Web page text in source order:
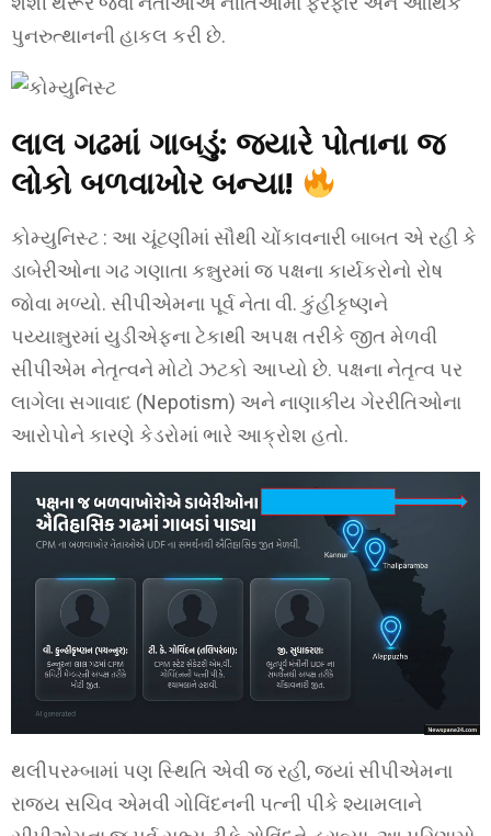
પુનરુત્થાનની હાકલ કરી છે.
લાલ ગઢમાં ગાબડું: જ્યારે પોતાના જ
લોકો બળવાખોર બન્યા!
કોમ્યુનિસ્ટ : આ ચૂંટણીમાં સૌથી ચોંકાવનારી બાબત એ રહી કે
ડાબેરીઓના ગઢ ગણાતા કન્નુરમાં જ પક્ષના કાર્યકરોનો રોષ
જોવા મળ્યો. સીપીએમના પૂર્વ નેતા વી. કુંહીકૃષ્ણને
પય્યાન્નુરમાં યુડીએફના ટેકાથી અપક્ષ તરીકે જીત મેળવી
સીપીએમ નેતૃત્વને મોટો ઝટકો આપ્યો છે. પક્ષના નેતૃત્વ પર
લાગેલા સગાવાદ (Nepotism) અને નાણાકીય ગેરરીતિઓના
આરોપોને કારણે કેડરોમાં ભારે આક્રોશ હતો.
થલીપરમ્બામાં પણ સ્થિતિ એવી જ રહી, જ્યાં સીપીએમના
રાજ્ય સચિવ એમવી ગોવિંદનની પત્ની પીકે શ્યામલાને